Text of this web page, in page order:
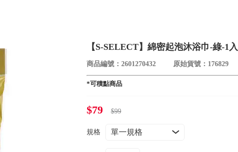
【S-SELECT】綿密起泡沐浴巾-綠-1入
商品編號：2601270432 原始貨號：176829
*可積點商品
$79 $99
規格